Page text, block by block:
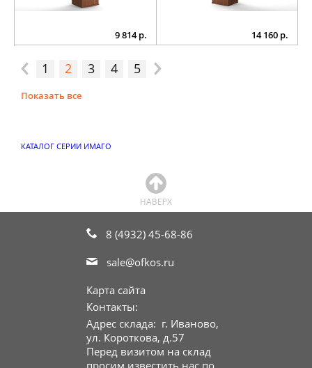
9 814 р. 14 160 р.
1 2 3 4 5
Показать все
КАТАЛОГ СЕРИИ ИМАГО
8 (4932) 45-68-86
sale@ofkos.ru
Карта сайта
Контакты:
Адрес склада: г. Иваново,
ул. Короткова, д.57
Перед визитом на склад
просим известить нас по